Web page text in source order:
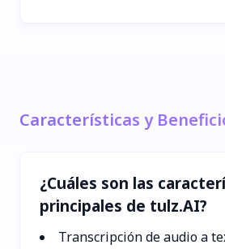
Características y
¿Cuáles son las
principales de tulz.AI?
Transcripción de audio a